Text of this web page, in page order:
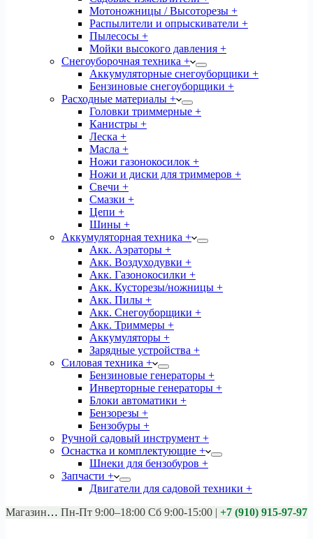
Мотоножницы / Высоторезы +
Распылители и опрыскиватели +
Пылесосы +
Мойки высокого давления +
Снегоуборочная техника +
Аккумуляторные снегоуборщики +
Бензиновые снегоуборщики +
Расходные материалы +
Головки триммерные +
Канистры +
Леска +
Масла +
Ножи газонокосилок +
Ножи и диски для триммеров +
Свечи +
Смазки +
Цепи +
Шины +
Аккумуляторная техника +
Акк. Аэраторы +
Акк. Воздуходувки +
Акк. Газонокосилки +
Акк. Кусторезы/ножницы +
Акк. Пилы +
Акк. Снегоуборщики +
Акк. Триммеры +
Аккумуляторы +
Зарядные устройства +
Силовая техника +
Бензиновые генераторы +
Инверторные генераторы +
Блоки автоматики +
Бензорезы +
Бензобуры +
Ручной садовый инструмент +
Оснастка и комплектующие +
Шнеки для бензобуров +
Запчасти +
Двигатели для садовой техники +
Магазины: Калуга ул. Московская д.113
Пн-Пт 9:00–18:00 Сб 9:00-15:00 | +7 (910) 915-97-97